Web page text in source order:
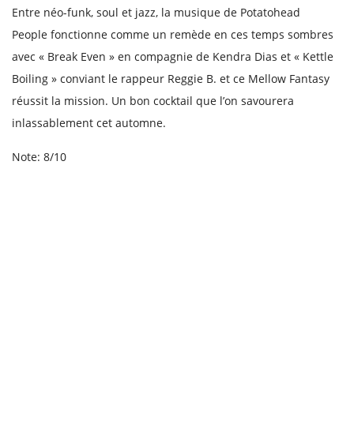
Entre néo-funk, soul et jazz, la musique de Potatohead
People fonctionne comme un remède en ces temps sombres
avec « Break Even » en compagnie de Kendra Dias et « Kettle
Boiling » conviant le rappeur Reggie B. et ce Mellow Fantasy
réussit la mission. Un bon cocktail que l’on savourera
inlassablement cet automne.
Note: 8/10